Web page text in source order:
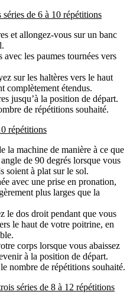
de 6 à 10 répétitions
et allongez-vous sur un banc
avec les paumes tournées vers
sur les haltères vers le haut
complètement étendus.
jusqu’à la position de départ.
de répétitions souhaité.
répétitions
la machine de manière à ce que
de 90 degrés lorsque vous
soient à plat sur le sol.
avec une prise en pronation,
plus larges que la
le dos droit pendant que vous
le haut de votre poitrine, en
corps lorsque vous abaissez
à la position de départ.
nombre de répétitions souhaité.
séries de 8 à 12 répétitions